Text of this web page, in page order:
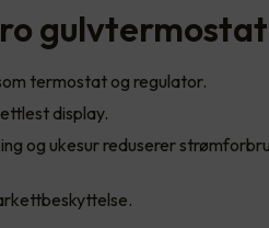
termostat og regulator.
display.
og ukesur reduserer